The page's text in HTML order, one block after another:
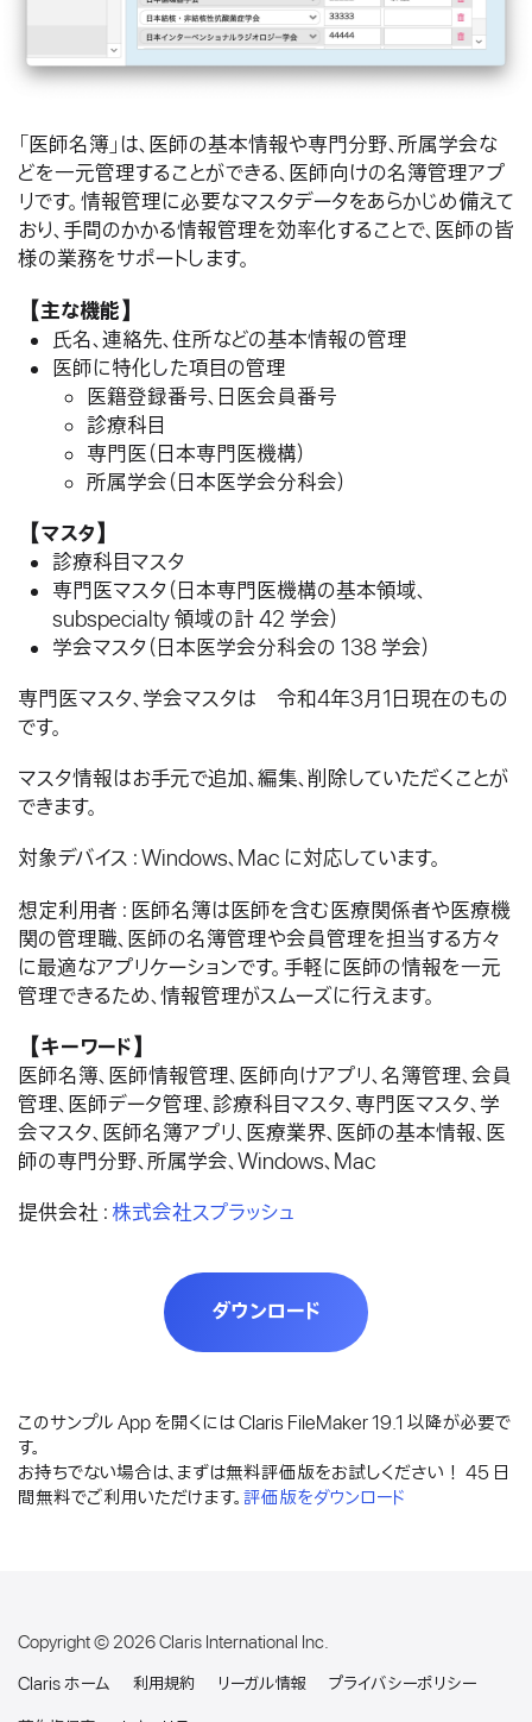
「医師名簿」は、医師の基本情報や専門分野、所属学会な
どを一元管理することができる、医師向けの名簿管理アプ
リです。情報管理に必要なマスタデータをあらかじめ備えて
おり、手間のかかる情報管理を効率化することで、医師の皆
様の業務をサポートします。
【主な機能】
氏名、連絡先、住所などの基本情報の管理
医師に特化した項目の管理
医籍登録番号、日医会員番号
診療科目
専門医（日本専門医機構）
所属学会（日本医学会分科会）
【マスタ】
診療科目マスタ
専門医マスタ（日本専門医機構の基本領域、
subspecialty 領域の計 42 学会）
学会マスタ（日本医学会分科会の 138 学会）
専門医マスタ、学会マスタは 令和4年3月1日現在のもの
です。
マスタ情報はお手元で追加、編集、削除していただくことが
できます。
対象デバイス：Windows、Mac に対応しています。
想定利用者：医師名簿は医師を含む医療関係者や医療機
関の管理職、医師の名簿管理や会員管理を担当する方々
に最適なアプリケーションです。手軽に医師の情報を一元
管理できるため、情報管理がスムーズに行えます。
【キーワード】
医師名簿、医師情報管理、医師向けアプリ、名簿管理、会員
管理、医師データ管理、診療科目マスタ、専門医マスタ、学
会マスタ、医師名簿アプリ、医療業界、医師の基本情報、医
師の専門分野、所属学会、Windows、Mac
提供会社： 株式会社スプラッシュ
ダウンロード
このサンプル App を開くには Claris FileMaker 19.1 以降が必要で
す。
お持ちでない場合は、まずは無料評価版をお試しください！ 45 日
間無料でご利用いただけます。 評価版をダウンロード
Copyright © 2026 Claris International Inc.
Claris ホーム
利用規約 リーガル情報 プライバシーポリシー